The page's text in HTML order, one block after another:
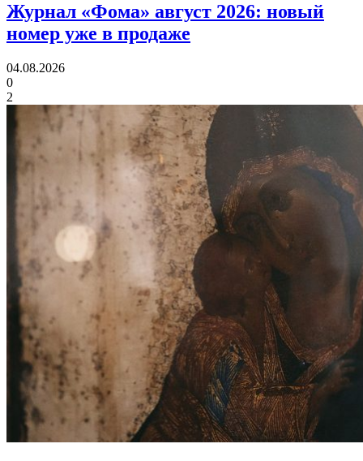
Журнал «Фома» август 2026: новый
номер уже в продаже
04.08.2026
0
2